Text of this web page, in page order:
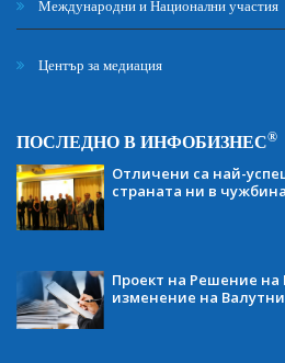
Международни и Национални участия
Център за медиация
ПОСЛЕДНО В ИНФОБИЗНЕС®
Отличени са най-
страната ни в чужбина
Проект на Решение на
изменение на